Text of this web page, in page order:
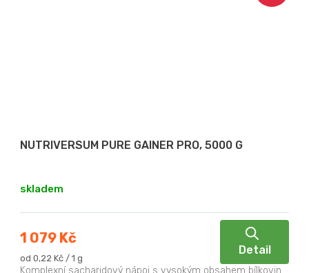
NUTRIVERSUM PURE GAINER PRO, 5000 G
skladem
1 079 Kč
Měrná
cena:
od 0,22 Kč / 1 g
Detail
Komplexní sacharidový nápoj s vysokým obsahem bílkovin